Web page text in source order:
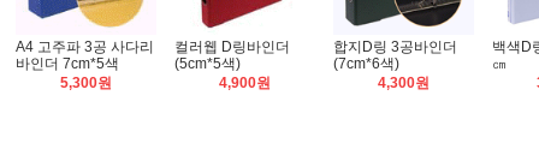
A4 고주파 3공 사다리
바인더 7cm*5색
5,300원
컬러웹 D링바인더
(5cm*5색)
4,900원
합지D링 3공바인더
(7cm*6색)
4,300원
백색D
㎝